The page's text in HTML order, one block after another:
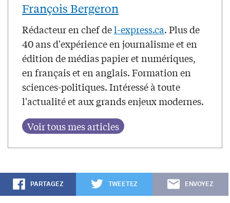
François Bergeron
Rédacteur en chef del-express.ca. Plus de
40 ans d'expérience en journalisme et en
édition de médias papier et numériques,
en français et en anglais. Formation en
sciences-politiques. Intéressé à toute
l'actualité et aux grands enjeux modernes.
PARTAGEZ TWEETEZ ENVOYEZ